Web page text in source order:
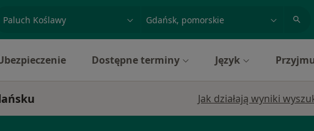
specjalizacja, badanie lub nazwiskomiasto lub dzielnica
Dostępne terminy Język
Jak działają wyniki